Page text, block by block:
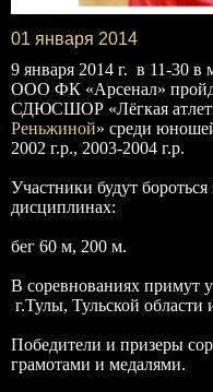
01 января 2014
9 января 2014 г. в 11-30
ООО ФК «Арсенал»
СДЮСШОР «Лёгкая
Реньжиной» среди
2002 г.р., 2003-2004 г.р.
Участники будут
дисциплинах:
бег 60 м, 200 м.
В соревнованиях примут
г.Тулы, Тульской
Победители и призеры
грамотами и медалями.